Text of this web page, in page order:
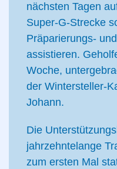
nächsten Tagen
Super-G-Strecke
Präparierungs-
assistieren.
Woche,
der Wintersteller-
Johann.
Die
jahrzehntelange
zum ersten Mal